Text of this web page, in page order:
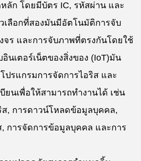
หลัก โดยมีบัตร IC, รหัสผ่าน และ
เลือกที่สองมันมีอัตโนมัติการจับ
จร และการจับภาพที่ตรงกันโดยใช้
นเตอร์เน็ตของสิ่งของ (IoT)มัน
ปรแกรมการจัดการไอริส และ
ยนเพื่อให้สามารถทํางานได้ เช่น
ส, การดาวน์โหลดข้อมูลบุคคล,
, การจัดการข้อมูลบุคคล และการ